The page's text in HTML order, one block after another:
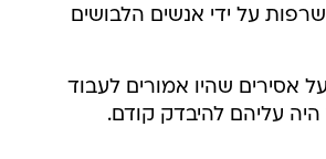
על ידי אנשים הלבושים
אסירים שהיו אמורים לעבוד
עליהם להיבדק קודם.